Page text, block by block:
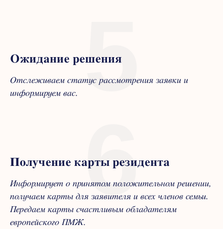
Ожидание решения
Отслеживаем статус рассмотрения заявки и
информируем вас.
5
Получение карты резидента
Информирует о принятом положительном решении,
получаем карты для заявителя и всех членов семьи.
Передаем карты счастливым обладателям
европейского ПМЖ.
6